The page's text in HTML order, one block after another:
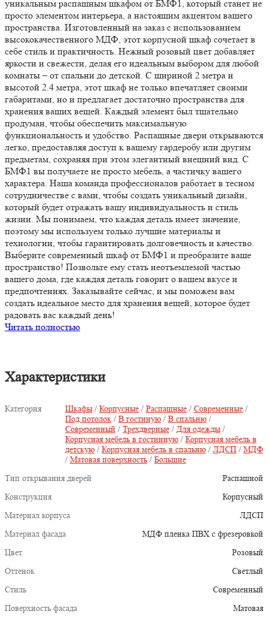
уникальным распашным шкафом от БМФ1, который станет не
просто элементом интерьера, а настоящим акцентом вашего
пространства. Изготовленный на заказ с использованием
высококачественного МДФ, этот корпусной шкаф сочетает в
себе стиль и практичность. Нежный розовый цвет добавляет
яркости и свежести, делая его идеальным выбором для любой
комнаты – от спальни до детской. С шириной 2 метра и
высотой 2.4 метра, этот шкаф не только впечатляет своими
габаритами, но и предлагает достаточно пространства для
хранения ваших вещей. Каждый элемент был тщательно
продуман, чтобы обеспечить максимальную
функциональность и удобство. Распашные двери открываются
легко, предоставляя доступ к вашему гардеробу или другим
предметам, сохраняя при этом элегантный внешний вид. С
БМФ1 вы получаете не просто мебель, а частичку вашего
характера. Наша команда профессионалов работает в тесном
сотрудничестве с вами, чтобы создать уникальный дизайн,
который будет отражать вашу индивидуальность и стиль
жизни. Мы понимаем, что каждая деталь имеет значение,
поэтому мы используем только лучшие материалы и
технологии, чтобы гарантировать долговечность и качество.
Выберите современный шкаф от БМФ1 и преобразите ваше
пространство! Позвольте ему стать неотъемлемой частью
вашего дома, где каждая деталь говорит о вашем вкусе и
предпочтениях. Заказывайте сейчас, и мы поможем вам
создать идеальное место для хранения вещей, которое будет
радовать вас каждый день!
Читать полностью
Характеристики
Категория Шкафы / Корпусные / Распашные / Современные /
Под потолок / В гостиную / В спальню /
Современный / Трехдверные / Для одежды /
Корпусная мебель в гостинную / Корпусная мебель в
детскую / Корпусная мебель в спальню / ЛДСП / МДФ
/ Матовая поверхность / Большие
Тип открывания дверей
Распашной
Конструкция
Корпусный
Материал корпуса
ЛДСП
Материал фасада
МДФ пленка ПВХ с фрезеровкой
Цвет
Розовый
Оттенок
Светлый
Стиль
Современный
Поверхность фасада
Матовая